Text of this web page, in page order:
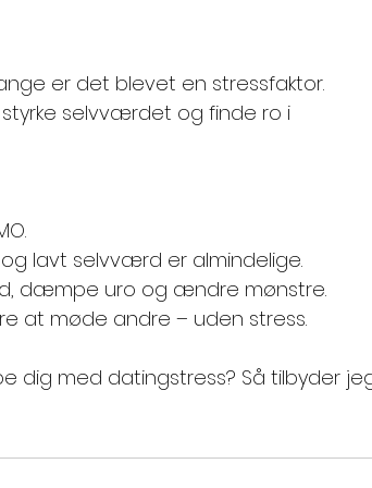
er det blevet en stressfaktor.
selvværdet og finde ro i
lavt selvværd er almindelige.
dæmpe uro og ændre mønstre.
at møde andre – uden stress.
dig med datingstress? Så tilbyder